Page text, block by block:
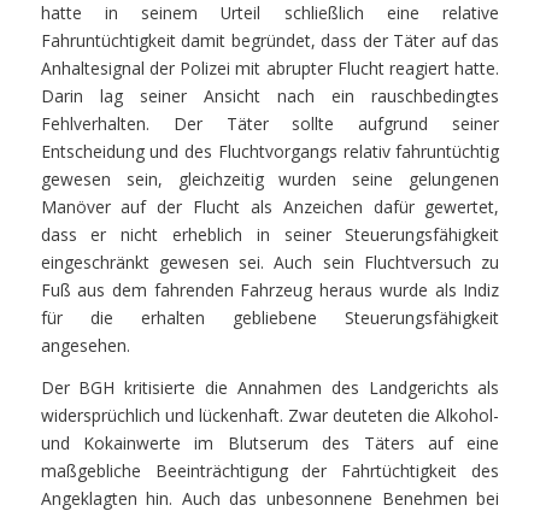
hatte in seinem Urteil schließlich eine relative
Fahruntüchtigkeit damit begründet, dass der Täter auf das
Anhaltesignal der Polizei mit abrupter Flucht reagiert hatte.
Darin lag seiner Ansicht nach ein rauschbedingtes
Fehlverhalten. Der Täter sollte aufgrund seiner
Entscheidung und des Fluchtvorgangs relativ fahruntüchtig
gewesen sein, gleichzeitig wurden seine gelungenen
Manöver auf der Flucht als Anzeichen dafür gewertet,
dass er nicht erheblich in seiner Steuerungsfähigkeit
eingeschränkt gewesen sei. Auch sein Fluchtversuch zu
Fuß aus dem fahrenden Fahrzeug heraus wurde als Indiz
für die erhalten gebliebene Steuerungsfähigkeit
angesehen.
Der BGH kritisierte die Annahmen des Landgerichts als
widersprüchlich und lückenhaft. Zwar deuteten die Alkohol-
und Kokainwerte im Blutserum des Täters auf eine
maßgebliche Beeinträchtigung der Fahrtüchtigkeit des
Angeklagten hin. Auch das unbesonnene Benehmen bei